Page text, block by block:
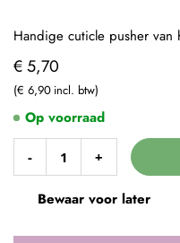
€ 5,70
€ 6,90
- +
Bewaar voor later
Op voorraad
Handige cuticle pusher van